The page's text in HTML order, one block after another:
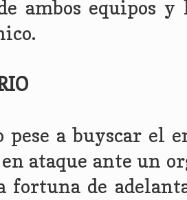
ambos equipos
pese a buyscar el
ataque ante un
fortuna de